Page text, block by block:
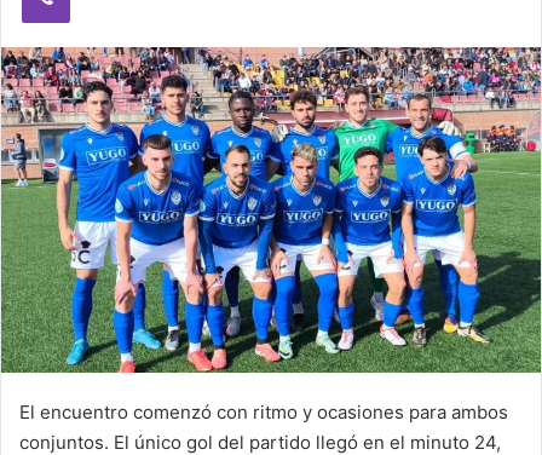
El encuentro comenzó con ritmo y ocasiones para ambos
conjuntos. El único gol del partido llegó en el minuto 24,